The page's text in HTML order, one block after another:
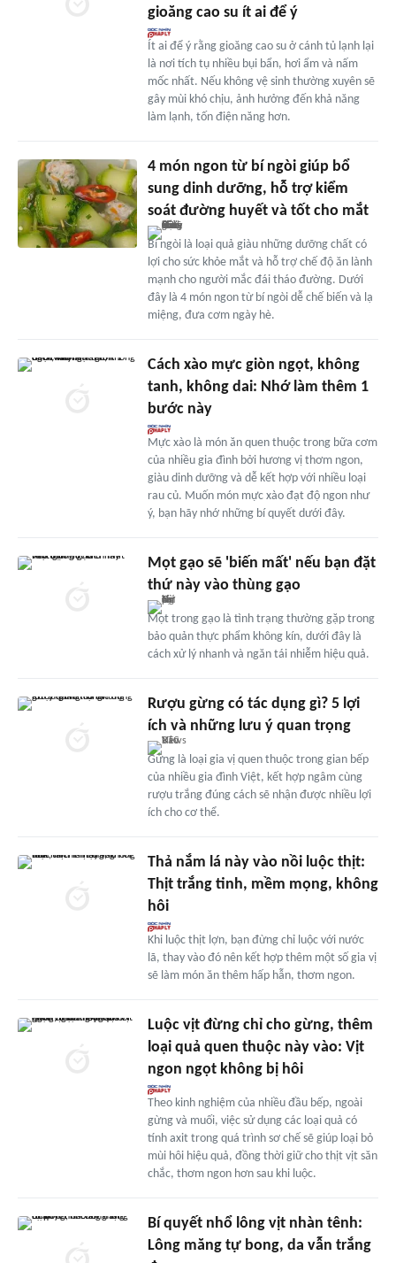
gioăng cao su ít ai để ý
Ít ai để ý rằng gioăng cao su ở cánh tủ lạnh lại
là nơi tích tụ nhiều bụi bẩn, hơi ẩm và nấm
mốc nhất. Nếu không vệ sinh thường xuyên sẽ
gây mùi khó chịu, ảnh hưởng đến khả năng
làm lạnh, tốn điện năng hơn.
4 món ngon từ bí ngòi giúp bổ
sung dinh dưỡng, hỗ trợ kiểm
soát đường huyết và tốt cho mắt
Bí ngòi là loại quả giàu những dưỡng chất có
lợi cho sức khỏe mắt và hỗ trợ chế độ ăn lành
mạnh cho người mắc đái tháo đường. Dưới
đây là 4 món ngon từ bí ngòi dễ chế biến và lạ
miệng, đưa cơm ngày hè.
Cách xào mực giòn ngọt, không
tanh, không dai: Nhớ làm thêm 1
bước này
Mực xào là món ăn quen thuộc trong bữa cơm
của nhiều gia đình bởi hương vị thơm ngon,
giàu dinh dưỡng và dễ kết hợp với nhiều loại
rau củ. Muốn món mực xào đạt độ ngon như
ý, bạn hãy nhớ những bí quyết dưới đây.
Mọt gạo sẽ 'biến mất' nếu bạn đặt
thứ này vào thùng gạo
Mọt trong gạo là tình trạng thường gặp trong
bảo quản thực phẩm không kín, dưới đây là
cách xử lý nhanh và ngăn tái nhiễm hiệu quả.
Rượu gừng có tác dụng gì? 5 lợi
ích và những lưu ý quan trọng
Gừng là loại gia vị quen thuộc trong gian bếp
của nhiều gia đình Việt, kết hợp ngâm cùng
rượu trắng đúng cách sẽ nhận được nhiều lợi
ích cho cơ thể.
Thả nắm lá này vào nồi luộc thịt:
Thịt trắng tinh, mềm mọng, không
hôi
Khi luộc thịt lợn, bạn đừng chỉ luộc với nước
lã, thay vào đó nên kết hợp thêm một số gia vị
sẽ làm món ăn thêm hấp hẫn, thơm ngon.
Luộc vịt đừng chỉ cho gừng, thêm
loại quả quen thuộc này vào: Vịt
ngon ngọt không bị hôi
Theo kinh nghiệm của nhiều đầu bếp, ngoài
gừng và muối, việc sử dụng các loại quả có
tính axit trong quá trình sơ chế sẽ giúp loại bỏ
mùi hôi hiệu quả, đồng thời giữ cho thịt vịt săn
chắc, thơm ngon hơn sau khi luộc.
Bí quyết nhổ lông vịt nhàn tênh:
Lông măng tự bong, da vẫn trắng